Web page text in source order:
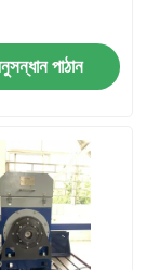
পাঠান